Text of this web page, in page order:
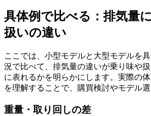
具体例で比べる：排気量
扱いの違い
ここでは、小型モデルと大型モデルを
況で比べて、排気量の違いが乗り味や
に表れるかを明らかにします。実際の
を理解することで、購買検討やモデル選
重量・取り回しの差